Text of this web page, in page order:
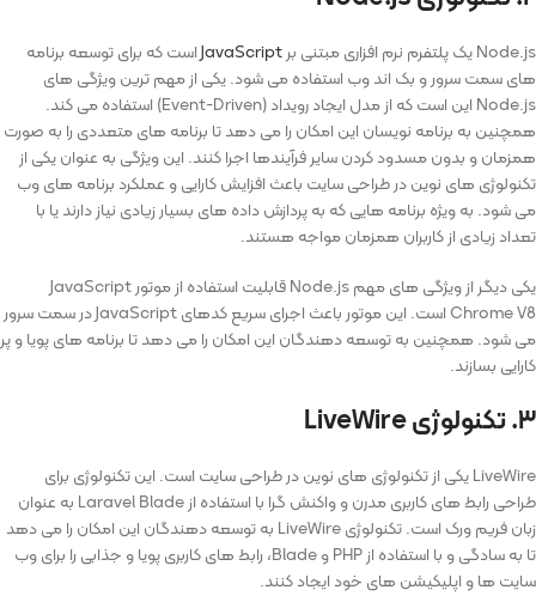
Node.js یک پلتفرم نرم‌ افزاری مبتنی بر JavaScriptاست که برای توسعه برنامه
های سمت سرور و بک اند وب استفاده می ‌شود. یکی از مهم ترین ویژگی های
Node.js این است که از مدل ایجاد رویداد (Event-Driven) استفاده می کند.
همچنین به برنامه نویسان این امکان را می دهد تا برنامه های متعددی را به صورت
همزمان و بدون مسدود کردن سایر فرآیندها اجرا کنند. این ویژگی به عنوان یکی از
تکنولوژی های نوین در طراحی سایت باعث افزایش کارایی و عملکرد برنامه های وب
می شود. به ویژه برنامه هایی که به پردازش داده ‌های بسیار زیادی نیاز دارند یا با
تعداد زیادی از کاربران همزمان مواجه هستند.
یکی دیگر از ویژگی های مهم Node.js قابلیت استفاده از موتور JavaScript
Chrome V8 است. این موتور باعث اجرای سریع کدهای JavaScript در سمت سرور
می شود. همچنین به توسعه دهندگان این امکان را می دهد تا برنامه های پویا و پر
کارایی بسازند.
۳. تکنولوژی LiveWire
LiveWire یکی از تکنولوژی های نوین در طراحی سایت است. این تکنولوژی برای
طراحی رابط های کاربری مدرن و واکنش گرا با استفاده از Laravel Blade به عنوان
زبان فریم ورک است. تکنولوژی LiveWire به توسعه دهندگان این امکان را می دهد
تا به سادگی و با استفاده از PHP و Blade، رابط های کاربری پویا و جذابی را برای وب
سایت ها و اپلیکیشن های خود ایجاد کنند.